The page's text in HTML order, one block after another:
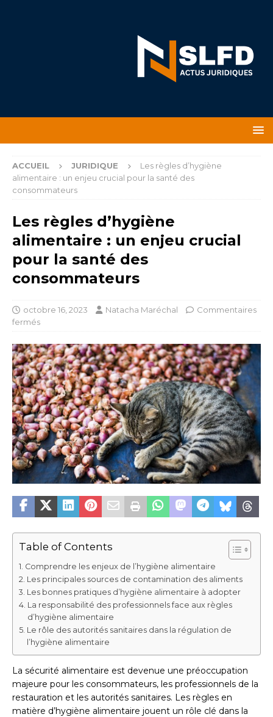
ACCUEIL JURIDIQUE
Les règles d’hygiène
alimentaire : un enjeu crucial pour la santé des
consommateurs
Les règles d’hygiène
alimentaire : un enjeu crucial
pour la santé des
consommateurs
octobre 16, 2023 Natacha Maréchal
Commentaires
fermés
Table of Contents
Comprendre les enjeux de l’hygiène alimentaire
Les principales sources de contamination des aliments
Les bonnes pratiques d’hygiène alimentaire à adopter
La responsabilité des professionnels face aux règles
d’hygiène alimentaire
Le rôle des autorités sanitaires dans la régulation de
l’hygiène alimentaire
La sécurité alimentaire est devenue une préoccupation
majeure pour les consommateurs, les professionnels de la
restauration et les autorités sanitaires. Les règles en
matière d’hygiène alimentaire jouent un rôle clé dans la